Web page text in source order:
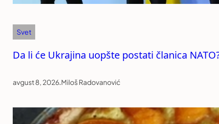
Svet
Da li će Ukrajina uopšte postati članica
avgust 8, 2026.Miloš Radovanović